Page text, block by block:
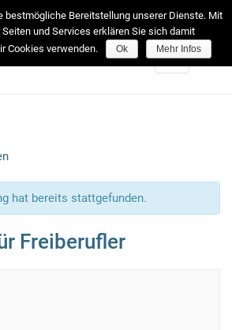
facebook
Toggle
hat bereits stattgefunden.
Freiberufler
bestmögliche Bereitstellung unserer Dienste. Mit
und Services erklären Sie sich damit
Cookies verwenden.
Ok Mehr Infos